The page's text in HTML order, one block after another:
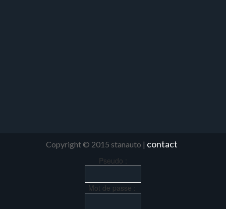
Copyright © 2015 stanauto | contact
Pseudo :
Mot de passe :